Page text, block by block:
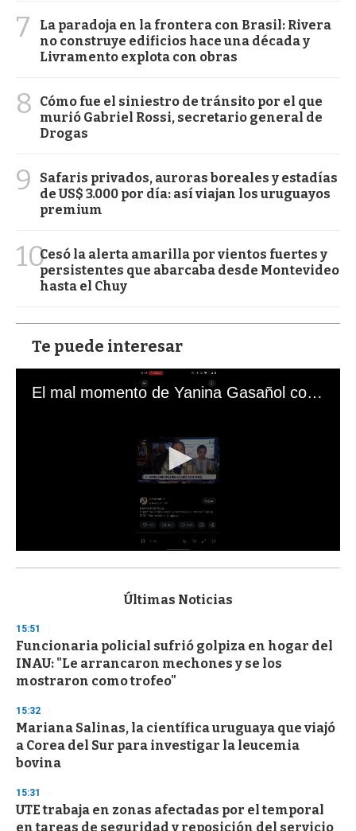
7
La paradoja en la frontera con Brasil: Rivera
no construye edificios hace una década y
Livramento explota con obras
8
Cómo fue el siniestro de tránsito por el que
murió Gabriel Rossi, secretario general de
Drogas
9
Safaris privados, auroras boreales y estadías
de US$ 3.000 por día: así viajan los uruguayos
premium
10Cesó la alerta amarilla por vientos fuertes y
persistentes que abarcaba desde Montevideo
hasta el Chuy
Te puede interesar
El mal momento de Yanina Gasañol con un hincha argentino en "Subrayado"
s
d
s
o
f
3
s
e
c
o
n
Últimas Noticias
15:51
Funcionaria policial sufrió golpiza en hogar del
INAU: "Le arrancaron mechones y se los
mostraron como trofeo"
15:32
Mariana Salinas, la científica uruguaya que viajó
a Corea del Sur para investigar la leucemia
bovina
15:31
UTE trabaja en zonas afectadas por el temporal
en tareas de seguridad y reposición del servicio